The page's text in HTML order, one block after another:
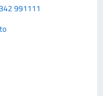
991111